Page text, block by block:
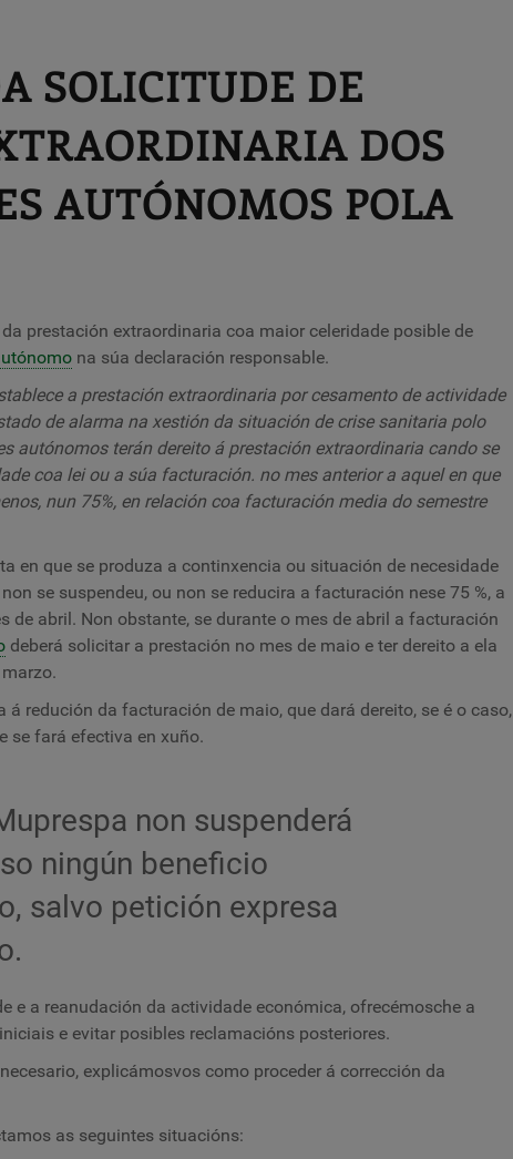
SOLICITUDE DE
DOS
AUTÓNOMOS POLA
prestación extraordinaria coa maior celeridade posible de
na súa declaración responsable.
a prestación extraordinaria por cesamento de actividade
de alarma na xestión da situación de crise sanitaria polo
autónomos terán dereito á prestación extraordinaria cando se
coa lei ou a súa facturación. no mes anterior a aquel en que
nun 75%, en relación coa facturación media do semestre
en que se produza a continxencia ou situación de necesidade
se suspendeu, ou non se reducira a facturación nese 75 %, a
de abril. Non obstante, se durante o mes de abril a facturación
deberá solicitar a prestación no mes de maio e ter dereito a ela
á redución da facturación de maio, que dará dereito, se é o caso,
se fará efectiva en xuño.
non suspenderá
ningún beneficio
salvo petición expresa
e a reanudación da actividade económica, ofrecémosche a
e evitar posibles reclamacións posteriores.
explicámosvos como proceder á corrección da
as seguintes situacións: